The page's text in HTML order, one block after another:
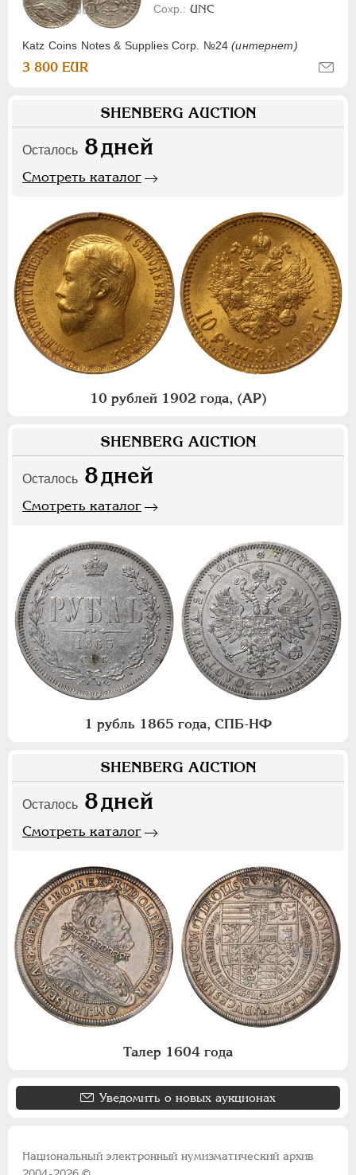
Katz Coins Notes & Supplies Corp. №24(интернет)
UNC
3 800 EUR
SHENBERG AUCTION
Осталось 8дней
Смотреть каталог
10 рублей 1902 года, (АР)
SHENBERG AUCTION
Осталось 8дней
Смотреть каталог
1 рубль 1865 года, СПБ-НФ
SHENBERG AUCTION
Осталось 8дней
Смотреть каталог
Талер 1604 года
Уведомить о новых аукционах
Национальный электронный нумизматический архив